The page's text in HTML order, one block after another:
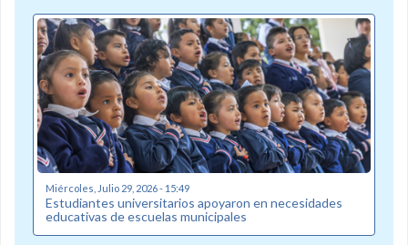
Miércoles, Julio 29, 2026 - 15:49
Estudiantes universitarios apoyaron en necesidades
educativas de escuelas municipales